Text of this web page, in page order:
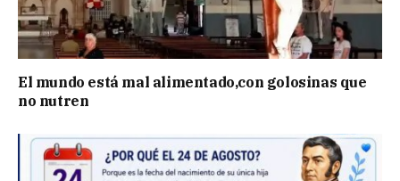
El mundo está mal alimentado,con golosinas que
no nutren